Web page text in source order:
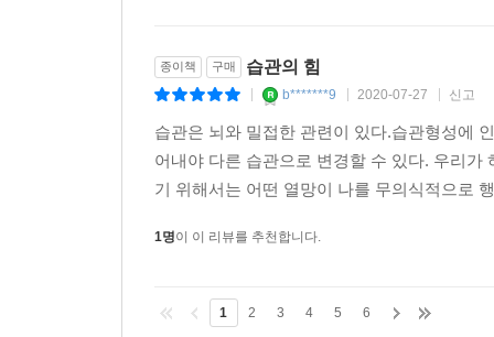
종이책 구매 습관의 힘
b*******9 2020-07-27 신고
습관은 뇌와 밀접한 관련이 있다.습관형성에
어내야 다른 습관으로 변경할 수 있다. 우리
기 위해서는 어떤 열망이 나를 무의식적으로
1명이 이 리뷰를 추천합니다.
1 2 3 4 5 6